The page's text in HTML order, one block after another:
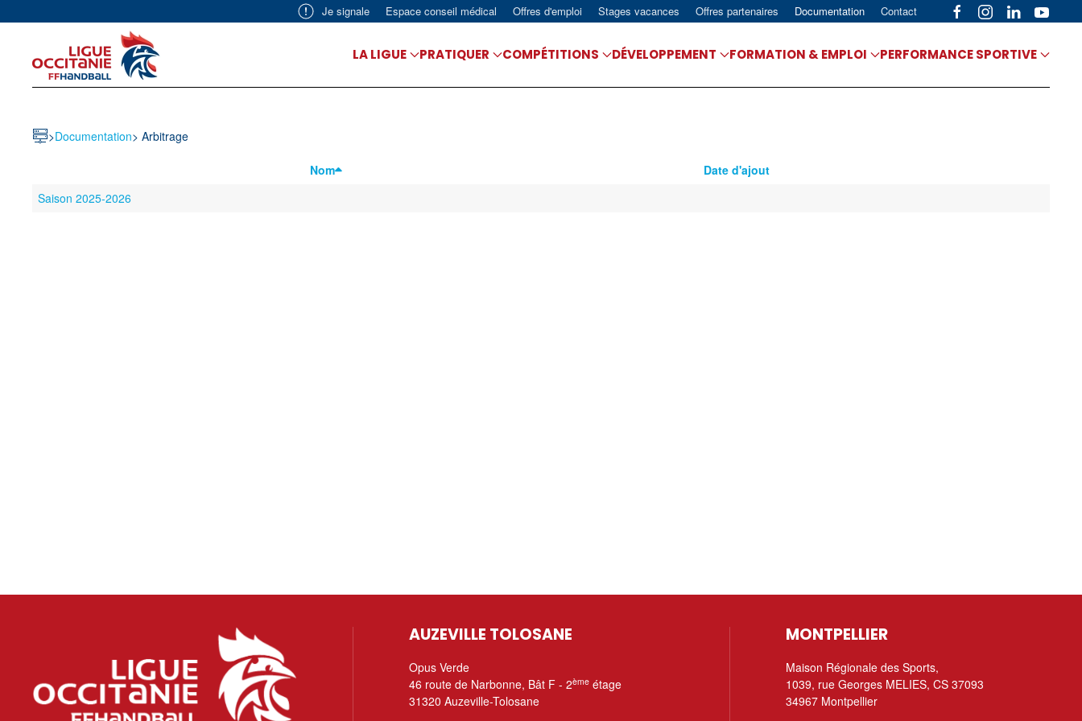
Skip to main content
Je signale Espace conseil médical Offres d'emploi Stages vacances Offres partenaires Documentation Contact
LA LIGUE PRATIQUER COMPÉTITIONS DÉVELOPPEMENT FORMATION & EMPLOI PERFORMANCE SPORTIVE
>Documentation> Arbitrage
Nom
Date d'ajout
Saison 2025-2026
AUZEVILLE TOLOSANE
Opus Verde
46 route de Narbonne, Bât F - 2ème étage
31320 Auzeville-Tolosane
MONTPELLIER
Maison Régionale des Sports,
1039, rue Georges MELIES, CS 37093
34967 Montpellier